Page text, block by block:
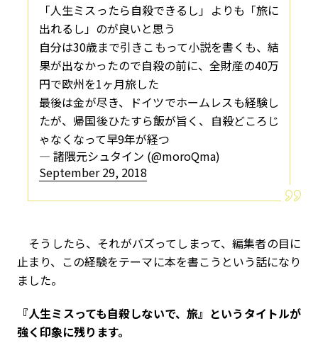
「人生ミスったら自殺できるし」よりも「旅に
出れるし」のが良いと思う
自分は30歳まで引きこもって小説を書くも、結
果が出なかったので自殺の前に、全財産の40万
円で欧州を1ヶ月旅した
最後は金が尽き、ドイツでホームレスも経験し
たが、帰国後ひたすら飯が旨く、自殺どころじ
ゃなくなって早9年が経つ
— 諸隈元シュタイン (@moroQma)
September 29, 2018
そうしたら、それがバズってしまって、編集者の目に
止まり、この経験をテーマに本を書こうという話になり
ました。
――『人生ミスっても自殺しないで、旅』というタイトルが
強く印象に残ります。